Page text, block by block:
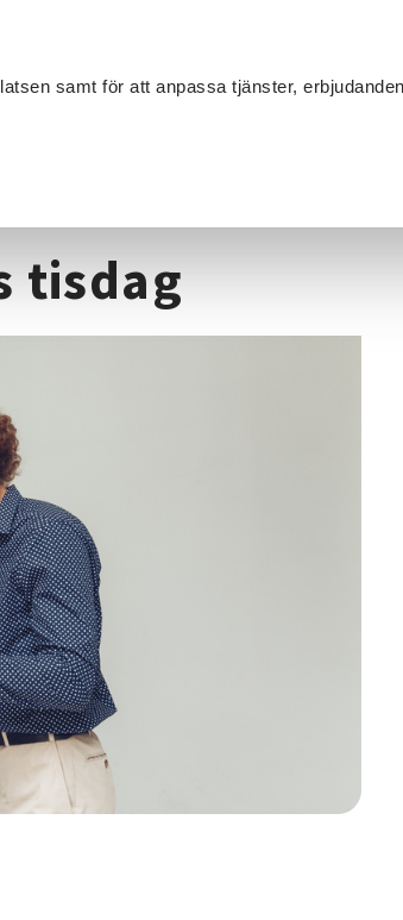
samt för att anpassa tjänster,
tisdag